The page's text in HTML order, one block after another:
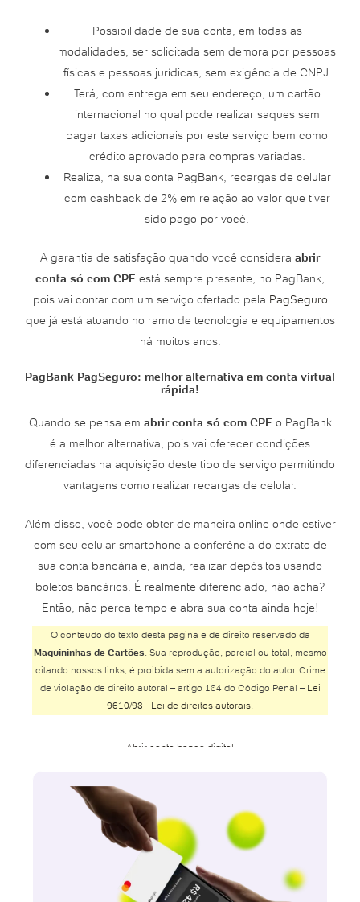
Possibilidade de sua conta, em todas as
modalidades, ser solicitada sem demora por pessoas
físicas e pessoas jurídicas, sem exigência de CNPJ.
Terá, com entrega em seu endereço, um cartão
internacional no qual pode realizar saques sem
pagar taxas adicionais por este serviço bem como
crédito aprovado para compras variadas.
Realiza, na sua conta PagBank, recargas de celular
com cashback de 2% em relação ao valor que tiver
sido pago por você.
A garantia de satisfação quando você considera abrir
conta só com CPF está sempre presente, no PagBank,
pois vai contar com um serviço ofertado pela PagSeguro
que já está atuando no ramo de tecnologia e equipamentos
há muitos anos.
PagBank PagSeguro: melhor alternativa em conta virtual
rápida!
Quando se pensa em abrir conta só com CPF o PagBank
é a melhor alternativa, pois vai oferecer condições
diferenciadas na aquisição deste tipo de serviço permitindo
vantagens como realizar recargas de celular.
Além disso, você pode obter de maneira online onde estiver
com seu celular smartphone a conferência do extrato de
sua conta bancária e, ainda, realizar depósitos usando
boletos bancários. É realmente diferenciado, não acha?
Então, não perca tempo e abra sua conta ainda hoje!
O conteúdo do texto desta página é de direito reservado da
Maquininhas de Cartões . Sua reprodução, parcial ou total, mesmo
citando nossos links, é proibida sem a autorização do autor. Crime
de violação de direito autoral – artigo 184 do Código Penal – Lei
9610/98 - Lei de direitos autorais
Abrir conta banco digital
Abrir conta Banco Safra
Abrir conta BMG
Abrir conta Bradesco
Abrir conta Bradesco online
Abrir conta Bradesco poupança